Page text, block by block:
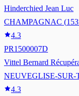
Hinderchied Jean Luc
CHAMPAGNAC (
4.3
PR1500007D
Vittel Bernard
NEUVEGLISE-SUR-
4.3